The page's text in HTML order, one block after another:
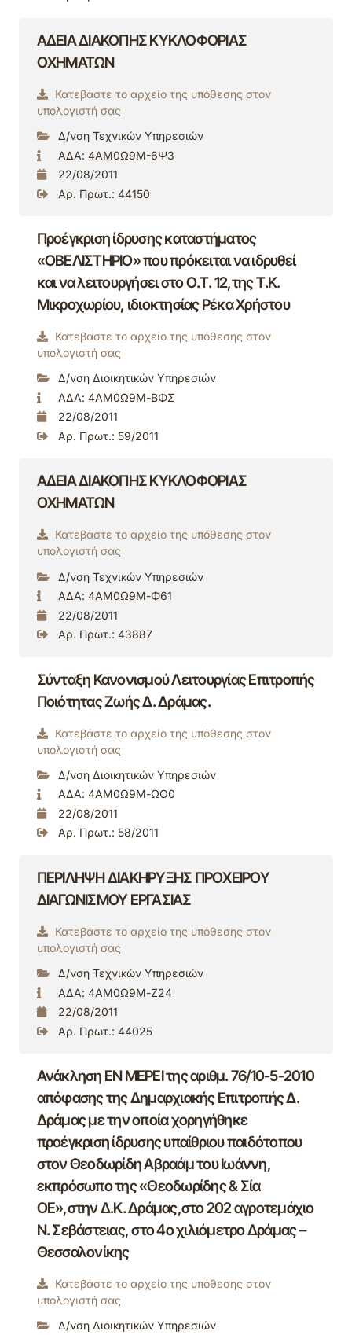
ΑΔΕΙΑ ΔΙΑΚΟΠΗΣ ΚΥΚΛΟΦΟΡΙΑΣ
ΟΧΗΜΑΤΩΝ
Κατεβάστε το αρχείο της υπόθεσης στον
υπολογιστή σας
Δ/νση Τεχνικών Υπηρεσιών
ΑΔΑ: 4ΑΜ0Ω9Μ-6Ψ3
22/08/2011
Αρ. Πρωτ.: 44150
Προέγκριση ίδρυσης καταστήματος
«ΟΒΕΛΙΣΤΗΡΙΟ» που πρόκειται να ιδρυθεί
και να λειτουργήσει στο Ο.Τ. 12,της Τ.Κ.
Μικροχωρίου, ιδιοκτησίας Ρέκα Χρήστου
Κατεβάστε το αρχείο της υπόθεσης στον
υπολογιστή σας
Δ/νση Διοικητικών Υπηρεσιών
ΑΔΑ: 4ΑΜ0Ω9Μ-ΒΦΣ
22/08/2011
Αρ. Πρωτ.: 59/2011
ΑΔΕΙΑ ΔΙΑΚΟΠΗΣ ΚΥΚΛΟΦΟΡΙΑΣ
ΟΧΗΜΑΤΩΝ
Κατεβάστε το αρχείο της υπόθεσης στον
υπολογιστή σας
Δ/νση Τεχνικών Υπηρεσιών
ΑΔΑ: 4ΑΜ0Ω9Μ-Φ61
22/08/2011
Αρ. Πρωτ.: 43887
Σύνταξη Κανονισμού Λειτουργίας Επιτροπής
Ποιότητας Ζωής Δ. Δράμας.
Κατεβάστε το αρχείο της υπόθεσης στον
υπολογιστή σας
Δ/νση Διοικητικών Υπηρεσιών
ΑΔΑ: 4ΑΜ0Ω9Μ-ΩΟ0
22/08/2011
Αρ. Πρωτ.: 58/2011
ΠΕΡΙΛΗΨΗ ΔΙΑΚΗΡΥΞΗΣ ΠΡΟΧΕΙΡΟΥ
ΔΙΑΓΩΝΙΣΜΟΥ ΕΡΓΑΣΙΑΣ
Κατεβάστε το αρχείο της υπόθεσης στον
υπολογιστή σας
Δ/νση Τεχνικών Υπηρεσιών
ΑΔΑ: 4ΑΜ0Ω9Μ-Ζ24
22/08/2011
Αρ. Πρωτ.: 44025
Ανάκληση ΕΝ ΜΕΡΕΙ της αριθμ. 76/10-5-2010
απόφασης της Δημαρχιακής Επιτροπής Δ.
Δράμας με την οποία χορηγήθηκε
προέγκριση ίδρυσης υπαίθριου παιδότοπου
στον Θεοδωρίδη Αβραάμ του Ιωάννη,
εκπρόσωπο της «Θεοδωρίδης & Σία
ΟΕ»,στην Δ.Κ. Δράμας,στο 202 αγροτεμάχιο
Ν. Σεβάστειας, στο 4ο χιλιόμετρο Δράμας –
Θεσσαλονίκης
Κατεβάστε το αρχείο της υπόθεσης στον
υπολογιστή σας
Δ/νση Διοικητικών Υπηρεσιών